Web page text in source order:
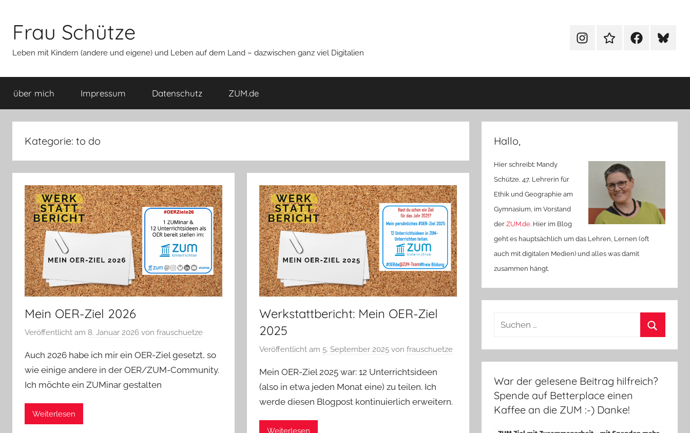
springen
Frau Schütze
Leben mit Kindern (andere und eigene) und Leben auf dem Land – dazwischen ganz viel Digitalien
MenüeintragMenüeintragMenüeintrag
über mich Impressum Datenschutz ZUM.de
Kategorie: to do
Mein OER-Ziel 2026
Veröffentlicht am 8. Januar 2026 von frauschuetze
Auch 2026 habe ich mir ein OER-Ziel gesetzt, so
wie einige andere in der OER/ZUM-Community.
Ich möchte ein ZUMinar gestalten
Weiterlesen
Werkstattbericht: Mein OER-Ziel
2025
Veröffentlicht am 5. September 2025 vonfrauschuetze
Mein OER-Ziel 2025 war: 12 Unterrichtsideen
(also in etwa jeden Monat eine) zu teilen. Ich
werde diesen Blogpost kontinuierlich erweitern.
Weiterlesen
Hallo,
Hier schreibt: Mandy
Schütze, 47, Lehrerin für
Ethik und Geographie am
Gymnasium, im Vorstand
derZUM.de. Hier im Blog
geht es hauptsächlich um das Lehren, Lernen (oft
auch mit digitalen Medien) und alles was damit
zusammen hängt.
Suchen
War der gelesene Beitrag hilfreich?
Spende auf Betterplace einen
Kaffee an die ZUM :-) Danke!